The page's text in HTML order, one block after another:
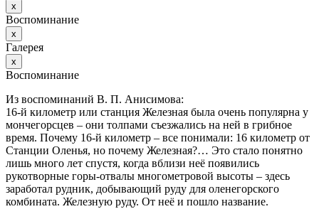
х
Воспоминание
х
Галерея
х
Воспоминание
Из воспоминаний В. П. Анисимова:
16-й километр или станция Железная была очень популярна у
мончегорсцев – они толпами съезжались на ней в грибное
время. Почему 16-й километр – все понимали: 16 километр от
Станции Оленья, но почему Железная?… Это стало понятно
лишь много лет спустя, когда вблизи неё появились
рукотворные горы-отвалы многометровой высоты – здесь
заработал рудник, добывающий руду для оленегорского
комбината. Железную руду. От неё и пошло название.